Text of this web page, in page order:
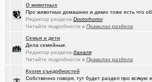
Теле2 в Омске(t2) +8155
Залезть в древний нетбук(JUMPER)
Ремонт квартир омск отзывы. любые
Автофлудилка(Гормон р..) +21803
коворкинг проекты(Shell666)
О животных
Про животных домашних и диких тоже есть что
Редактор раздела:Doctorhorror
Читайте подробности в Правилах раздела
Семья и дети
Дела семейные.
Редактор раздела:даналя
Читайте подробности в Правилах раздела
Кухня съедобностей
Собственно говоря, тут будет раздел про всякую